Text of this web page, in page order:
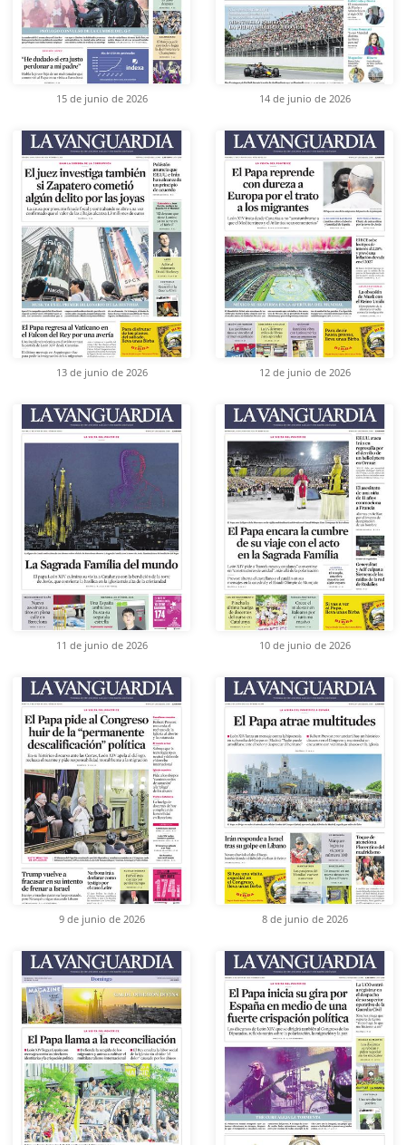
15 de junio de 2026 14 de junio de 2026
13 de junio de 2026 12 de junio de 2026
11 de junio de 2026 10 de junio de 2026
9 de junio de 2026 8 de junio de 2026